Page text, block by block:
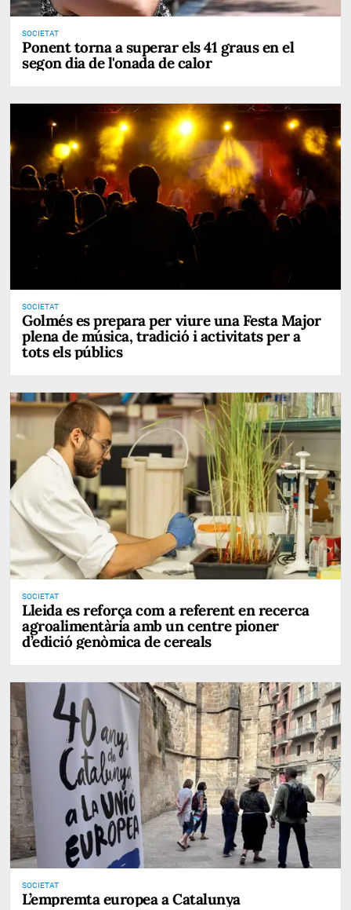
SOCIETAT
Ponent torna a superar els 41 graus en el
segon dia de l'onada de calor
SOCIETAT
Golmés es prepara per viure una Festa Major
plena de música, tradició i activitats per a
tots els públics
SOCIETAT
Lleida es reforça com a referent en recerca
agroalimentària amb un centre pioner
d’edició genòmica de cereals
SOCIETAT
L’empremta europea a Catalunya